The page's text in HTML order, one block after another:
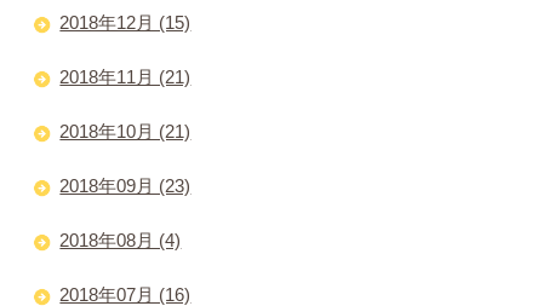
2018年12月 (15)
2018年11月 (21)
2018年10月 (21)
2018年09月 (23)
2018年08月 (4)
2018年07月 (16)